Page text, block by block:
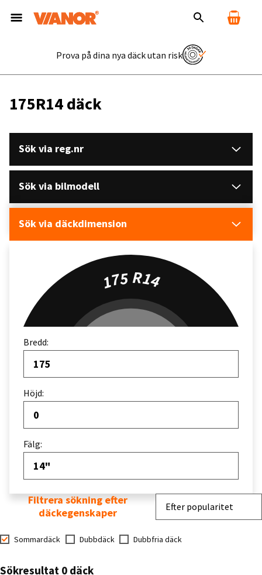
Prova på dina nya däck utan risk
175R14 däck
Sök via reg.nr
Sök via bilmodell
Sök via däckdimension
175 R14
Bredd:
175
Höjd:
0
Fälg:
14"
Sommardäck Dubbdäck Dubbfria däck
Sortera efter
Efter popularitet
Sökresultat 0 däck
Filtrera sökning efter
däckegenskaper